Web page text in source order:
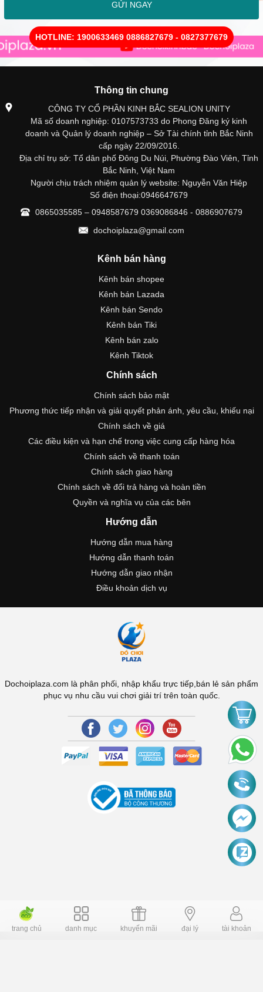
GỬI NGAY
HOTLINE: 1900633469 0886827679 - 0827377679
Thông tin chung
CÔNG TY CỔ PHẦN KINH BẮC SEALION UNITY
Mã số doanh nghiệp: 0107573733 do Phong Đăng ký kinh
doanh và Quản lý doanh nghiệp – Sở Tài chính tỉnh Bắc Ninh
cấp ngày 22/09/2016.
Địa chỉ trụ sở: Tổ dân phố Đông Du Núi, Phường Đào Viên, Tỉnh
Bắc Ninh, Việt Nam
Người chịu trách nhiệm quản lý website: Nguyễn Văn Hiệp
Số điện thoại:0946647679
0865035585 – 0948587679 0369086846 - 0886907679
dochoiplaza@gmail.com
Kênh bán hàng
Kênh bán shopee
Kênh bán Lazada
Kênh bán Sendo
Kênh bán Tiki
Kênh bán zalo
Kênh Tiktok
Chính sách
Chính sách bảo mật
Phương thức tiếp nhận và giải quyết phản ánh, yêu cầu, khiếu nại
Chính sách về giá
Các điều kiện và hạn chế trong việc cung cấp hàng hóa
Chính sách về thanh toán
Chính sách giao hàng
Chính sách về đổi trả hàng và hoàn tiền
Quyền và nghĩa vụ của các bên
Hướng dẫn
Hướng dẫn mua hàng
Hướng dẫn thanh toán
Hướng dẫn giao nhận
Điều khoản dịch vụ
Dochoiplaza.com là phân phối, nhập khẩu trực tiếp,bán lẻ sản phẩm
phục vụ nhu cầu vui chơi giải trí trên toàn quốc.
trang chủ danh mục khuyến mãi đại lý tài khoản